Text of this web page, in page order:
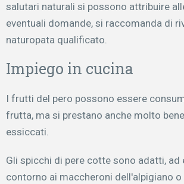
salutari naturali si possono attribuire
eventuali domande, si raccomanda di
naturopata qualificato.
Impiego in cucina
I frutti del pero possono essere
frutta, ma si prestano anche molto
essiccati.
Gli spicchi di pere cotte sono adatti, ad
contorno ai maccheroni dell'alpigiano